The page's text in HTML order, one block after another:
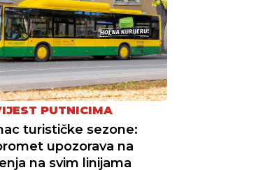
PUTNICIMA
turističke sezone:
upozorava na
na svim linijama